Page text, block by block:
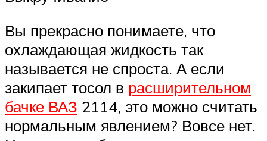
Вы прекрасно понимаете, что
охлаждающая жидкость так
называется не спроста. А если
закипает тосол в расширительном
бачке ВАЗ 2114, это можно считать
нормальным явлением? Вовсе нет.